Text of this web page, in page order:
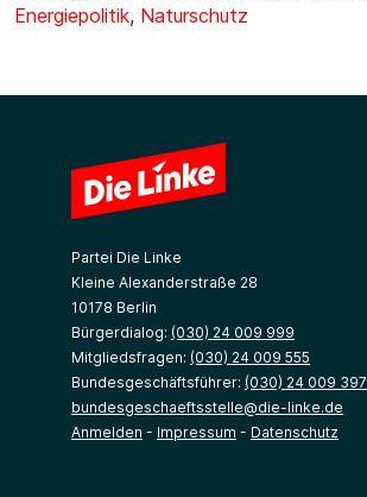
Energiepolitik, Naturschutz
Partei Die Linke
Kleine Alexanderstraße 28
10178 Berlin
Bürgerdialog: (030) 24 009 999
Mitgliedsfragen: (030) 24 009 555
Bundesgeschäftsführer: (030) 24 009 397
bundesgeschaeftsstelle@die-linke.de
Anmelden - Impressum - Datenschutz